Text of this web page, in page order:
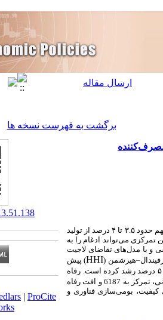
برگشت به فهرست نسخه ها
این پژوهش به بررسی پیامدهای احتمالی ادغام دو خودروساز بزرگ ایران، ایران‌خودرو و سایپا، می‌پردازد. صنعت خودروی ایران با سهم حدود ۳.۵ تا ۴ درصد از تولید
در اختیار این دو شرکت است. چنین تمرکزی می‌تواند ادغام را به
و کاهش رفاه مصرف‌کنندگان بدل کند. برای تحلیل آثار، روند سهم بازار طی سال‌های ۱۳۹۳ تا ۱۴۰۳ بررسی و با مدل‌های تقاضای لاجیت
–هیرشمن (HHI) پیش
از 7067 در سال ۱۳۹۳ به 8679 در ۱۳۹۸ افزایش یافته و میانگین قیمت‌ها تا ۵۰ درصد رشد کرده است. رفاه
نزدیک به ۲۱ درصد کاهش یافت. با افزایش سهم رقبا در سال‌های پایانی، تمرکز به 6187 و افت رفاه
کیفیت، بومی‌سازی فناوری و
| ProCite